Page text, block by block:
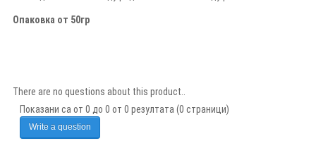
Опаковка от 50гр
There are no questions about this product..
Показани са от 0 до 0 от 0 резултата (0 страници)
Write a question